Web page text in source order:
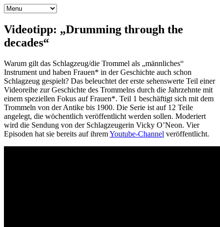
Videotipp: „Drumming through the
decades“
Warum gilt das Schlagzeug/die Trommel als „männliches“
Instrument und haben Frauen* in der Geschichte auch schon
Schlagzeug gespielt? Das beleuchtet der erste sehenswerte Teil einer
Videoreihe zur Geschichte des Trommelns durch die Jahrzehnte mit
einem speziellen Fokus auf Frauen*. Teil 1 beschäftigt sich mit dem
Trommeln von der Antike bis 1900. Die Serie ist auf 12 Teile
angelegt, die wöchentlich veröffentlicht werden sollen. Moderiert
wird die Sendung von der Schlagzeugerin Vicky O’Neon. Vier
Episoden hat sie bereits auf ihremYoutube-Channel veröffentlicht.